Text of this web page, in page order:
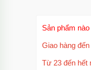
Sản phẩm
Giao hàng
Từ 23 đến hết